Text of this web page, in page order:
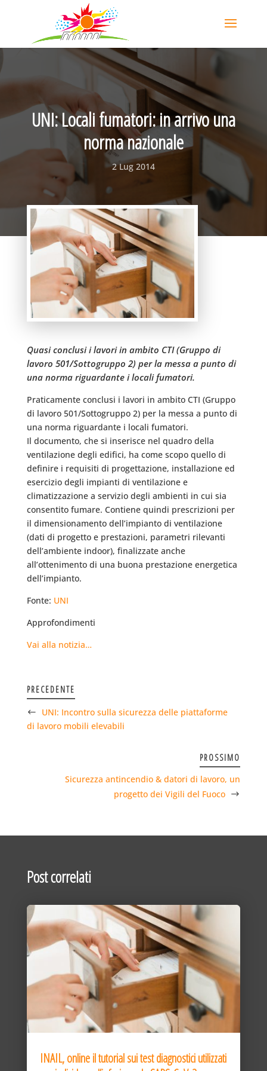
UNI: Locali fumatori: in arrivo una
norma nazionale
2 Lug 2014
Quasi conclusi i lavori in ambito CTI (Gruppo di
lavoro 501/Sottogruppo 2) per la messa a punto di
una norma riguardante i locali fumatori.
Praticamente conclusi i lavori in ambito CTI (Gruppo
di lavoro 501/Sottogruppo 2) per la messa a punto di
una norma riguardante i locali fumatori.
Il documento, che si inserisce nel quadro della
ventilazione degli edifici, ha come scopo quello di
definire i requisiti di progettazione, installazione ed
esercizio degli impianti di ventilazione e
climatizzazione a servizio degli ambienti in cui sia
consentito fumare. Contiene quindi prescrizioni per
il dimensionamento dell’impianto di ventilazione
(dati di progetto e prestazioni, parametri rilevanti
dell’ambiente indoor), finalizzate anche
all’ottenimento di una buona prestazione energetica
dell’impianto.
Fonte: UNI
Approfondimenti
Vai alla notizia…
PRECEDENTE
UNI: Incontro sulla sicurezza delle piattaforme
di lavoro mobili elevabili
PROSSIMO
Sicurezza antincendio & datori di lavoro, un
progetto dei Vigili del Fuoco
Post correlati
INAIL, online il tutorial sui test diagnostici utilizzati